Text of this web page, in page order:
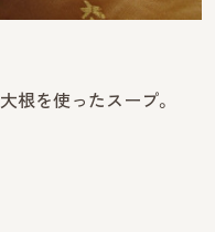
根を使ったスープ。